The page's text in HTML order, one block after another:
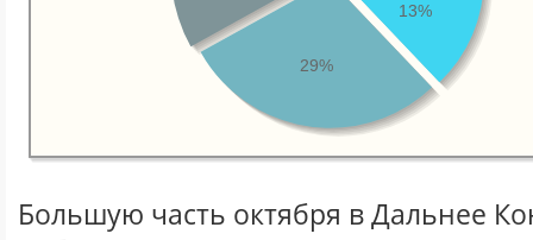
13%
29%
Большую часть октября в Дальнее